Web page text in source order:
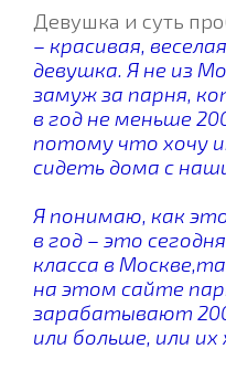
Девушка и суть
– красивая,
девушка. Я не из
замуж за парня,
в год не меньше
потому что хочу
сидеть дома с
Я понимаю, как
в год – это
класса в
на этом сайте
зарабатывают
или больше, или